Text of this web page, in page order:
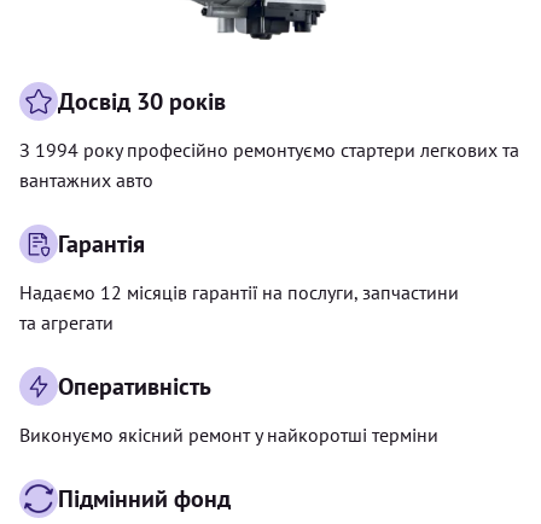
Досвід 30 років
З 1994 року професійно ремонтуємо стартери легкових та
вантажних авто
Гарантія
Надаємо 12 місяців гарантії на послуги, запчастини
та агрегати
Оперативність
Виконуємо якісний ремонт у найкоротші терміни
Підмінний фонд